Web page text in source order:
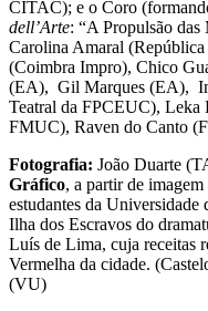
CITAC); e o Coro
dell’Arte: “A Propulsão
Carolina Amaral (República
(Coimbra Impro), Chico
(EA), Gil Marques (EA),
Teatral da FPCEUC), Leka
FMUC), Raven do Canto
Fotografia: João Duarte
Gráfico, a partir de
estudantes da Universidade
Ilha dos Escravos do
Luís de Lima, cuja receitas
Vermelha da cidade.
(VU)